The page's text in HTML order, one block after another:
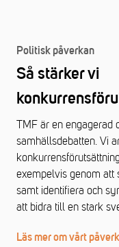
Politisk påverkan
Så stärker vi
TMF är en engagerad
samhällsdebatten. Vi
exempelvis genom att
samt identifiera och
att bidra till en stark
Läs mer om vårt